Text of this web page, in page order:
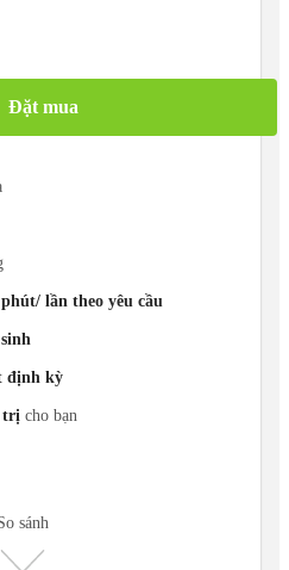
Đặt mua
lần theo yêu cầu
định kỳ
trị cho bạn
sánh